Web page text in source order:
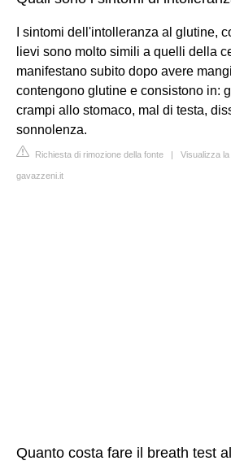
I sintomi dell'intolleranza al glutine,
lievi sono molto simili a quelli della
manifestano subito dopo avere
contengono glutine e consistono in:
crampi allo stomaco, mal di testa,
sonnolenza.
Richiesta di rimozione della fonte | Visualizza
gavazzeni.it
Quanto costa fare il breath test